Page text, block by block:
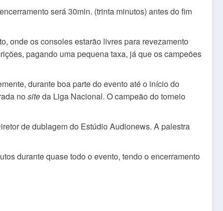
será 30min. (trinta minutos) antes do fim
onde os consoles estarão livres para revezamento
pagando uma pequena taxa, já que os campeões
durante boa parte do evento até o início do
no siteda Liga Nacional. O campeão do torneio
de dublagem do Estúdio Audionews. A palestra
durante quase todo o evento, tendo o encerramento